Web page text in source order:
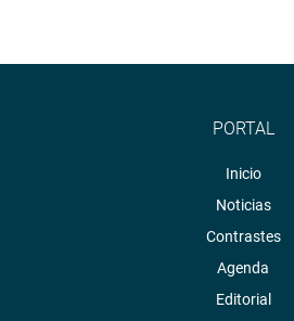
PORTAL
Inicio
Noticias
Contrastes
Agenda
Editorial